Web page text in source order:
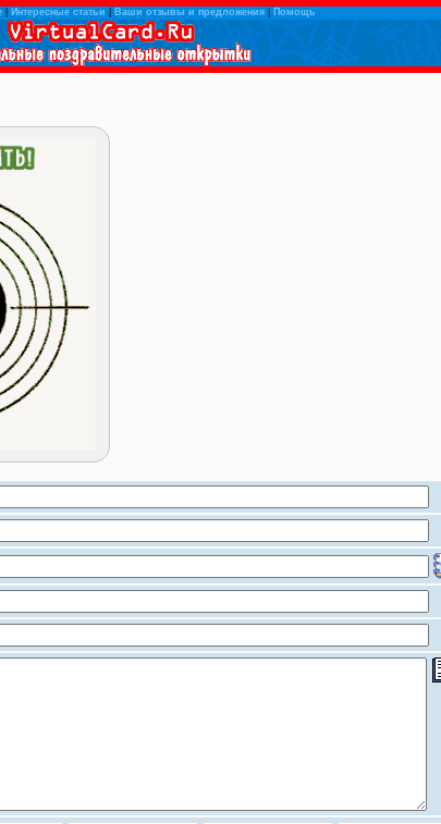
| Интересные статьи Ваши отзывы и предложения| Помощь